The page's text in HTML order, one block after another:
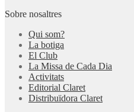
Sobre nosaltres
Qui som?
La botiga
El Club
La Missa de Cada Dia
Activitats
Editorial Claret
Distribuïdora Claret